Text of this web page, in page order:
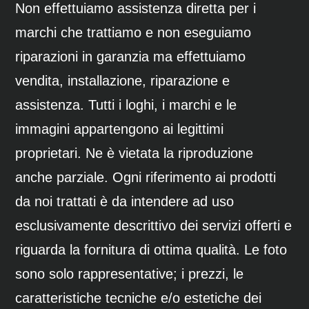
Non effettuiamo assistenza diretta per i
marchi che trattiamo e non eseguiamo
riparazioni in garanzia ma effettuiamo
vendita, installazione, riparazione e
assistenza. Tutti i loghi, i marchi e le
immagini appartengono ai legittimi
proprietari. Ne è vietata la riproduzione
anche parziale. Ogni riferimento ai prodotti
da noi trattati è da intendere ad uso
esclusivamente descrittivo dei servizi offerti e
riguarda la fornitura di ottima qualità. Le foto
sono solo rappresentative; i prezzi, le
caratteristiche tecniche e/o estetiche dei